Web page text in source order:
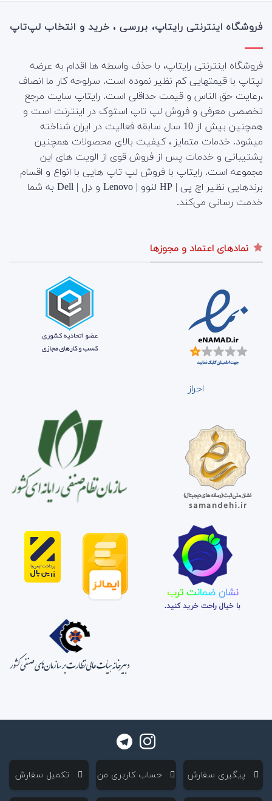
فروشگاه اینترنتی رایتاپ، بررسی ، خرید و انتخاب لپ‌تاپ
فروشگاه اینترنتی رایتاپ، با حذف واسطه ها اقدام به عرضه
لپتاپ با قیمتهایی کم نظیر نموده است. سرلوحه کار ما انصاف
،رعایت حق الناس و قیمت حداقلی است. رایتاپ سایت مرجع
تخصصی معرفی و فروش لپ تاپ استوک در اینترنت است و
همچنین بیش از 10 سال سابقه فعالیت در ایران شناخته
میشود. خدمات متمایز ، کیفیت بالای محصولات همچنین
پشتیبانی و خدمات پس از فروش قوی از الویت های این
مجموعه است. رایتاپ با فروش لپ تاپ هایی با انواع و اقسام
برندهایی نظیر اچ پی | HP لنوو | Lenovo و دِل | Dell به شما
خدمت رسانی می‌کند.
نمادهای اعتماد و مجوزها
احراز
نشان ضمانت ترب
با خیال راحت خرید کنید.
‌ پیگیری سفارش ‌ حساب کاربری من ‌ تکمیل سفارش